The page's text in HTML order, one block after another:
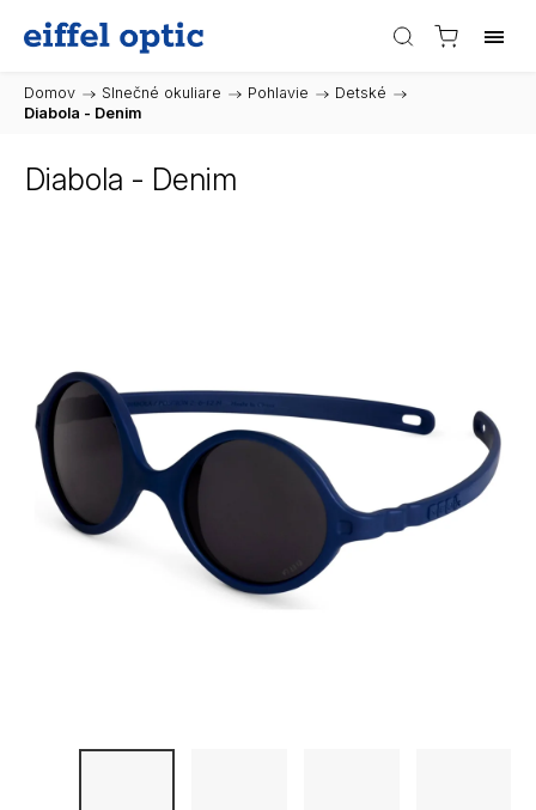
Domov / Slnečné okuliare / Pohlavie / Detské /
Diabola - Denim
Diabola - Denim